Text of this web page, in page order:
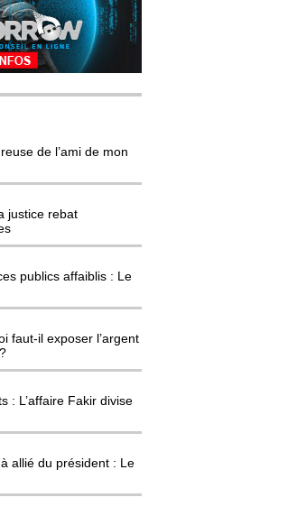
de l’ami de mon
justice rebat
publics affaiblis : Le
faut-il exposer l’argent
: L’affaire Fakir divise
allié du président : Le